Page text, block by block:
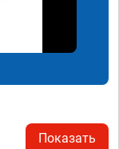
Показать